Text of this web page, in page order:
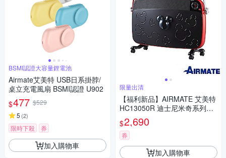
BSMI認證大容量鋰電池
Airmate艾美特 USB日系掛脖/
桌立充電風扇 BSMI認證 U902
$477 $529
5 (2)
限時下殺 券
加入購物車
限量出清
【福利新品】AIRMATE 艾美特
HC13050R 迪士尼米奇系列即
熱式遙控電暖器
$2,690
券
加入購物車